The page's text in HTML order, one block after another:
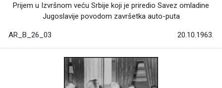
Prijem u Izvršnom veću Srbije koji je priredio Savez omladine
Jugoslavije povodom završetka auto-puta
AR_B_26_03 20.10.1963.